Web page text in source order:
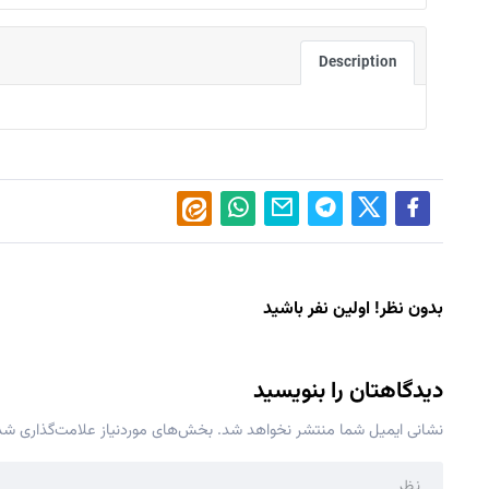
Description
بدون نظر! اولین نفر باشید
دیدگاهتان را بنویسید
نشانی ایمیل شما منتشر نخواهد شد. بخش‌های موردنیاز علامت‌گذاری